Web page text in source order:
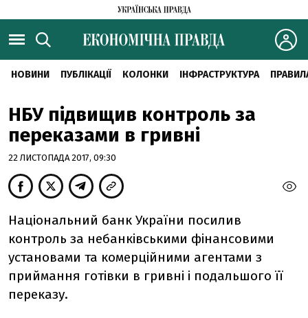
НОВИНИ ПУБЛІКАЦІЇ КОЛОНКИ ІНФРАСТРУКТУРА
НБУ підвищив контроль за
переказами в гривні
22 ЛИСТОПАДА 2017, 09:30
Національний банк України посилив
контроль за небанківськими фінансовими
установами та комерційними агентами з
приймання готівки в гривні і подальшого її
переказу.